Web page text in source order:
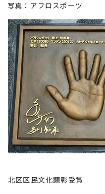
写真：アフロスポーツ
北区区民文化顕彰受賞